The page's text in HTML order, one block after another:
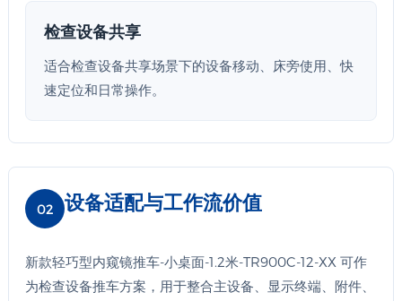
检查设备共享
适合检查设备共享场景下的设备移动、床旁使用、快
速定位和日常操作。
02 设备适配与工作流价值
新款轻巧型内窥镜推车-小桌面-1.2米-TR900C-12-XX 可作
为检查设备推车方案，用于整合主设备、显示终端、附件、